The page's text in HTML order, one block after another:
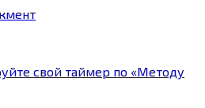
свой таймер по «Методу